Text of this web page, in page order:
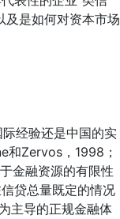
及是如何对资本市场
经验还是中国的实
和Zervos，1998；
金融资源的有限性
贷总量既定的情况
主导的正规金融体